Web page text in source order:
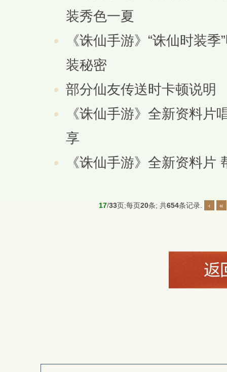
装秀色一夏
《诛仙手游》“诛仙时装
装秘密
部分仙友传送时卡顿说明
《诛仙手游》全新资料片
享
《诛仙手游》全新资料片
17/33页;每页20条; 共654条记录. ‹ «